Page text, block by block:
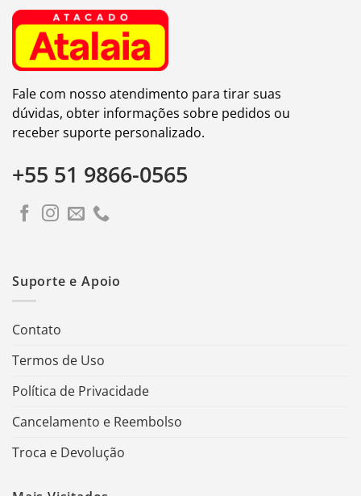
Fale com nosso atendimento para tirar suas
dúvidas, obter informações sobre pedidos ou
receber suporte personalizado.
+55 51 9866-0565
Suporte e Apoio
Contato
Termos de Uso
Política de Privacidade
Cancelamento e Reembolso
Troca e Devolução